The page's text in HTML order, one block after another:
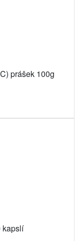
prášek 100g
kapslí